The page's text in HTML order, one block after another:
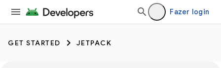
Fazer login
GET STARTED JETPACK